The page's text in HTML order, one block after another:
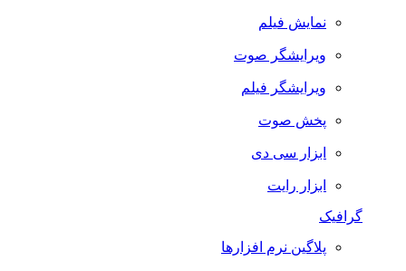
نمایش فیلم
ویرایشگر صوت
ویرایشگر فیلم
پخش صوت
ابزار سی دی
ابزار رایت
گرافیک
پلاگین نرم افزارها